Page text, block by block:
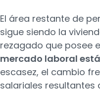
El área restante de
sigue siendo la
rezagado que posee
mercado laboral
escasez, el cambio
salariales resultantes